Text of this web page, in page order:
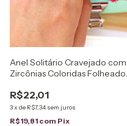
Anel Solitário Cravejado com
Zircônias Coloridas Folheado
R$22,01
3x de R$7,34 sem juros
R$19,81 com Pix